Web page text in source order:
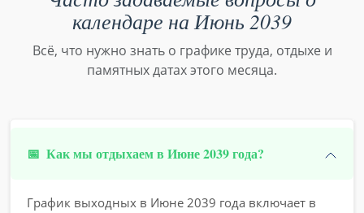
календаре на Июнь 2039
Всё, что нужно знать о графике труда, отдыхе и
памятных датах этого месяца.
📅 Как мы отдыхаем в Июне 2039 года?
График выходных в Июне 2039 года включает в